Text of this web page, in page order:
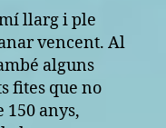
llarg i ple
vencent. Al
alguns
fites que no
150 anys,